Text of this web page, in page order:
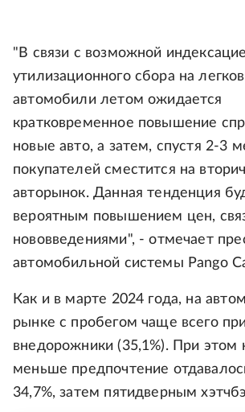
"В связи с возможной
утилизационного сбора на
автомобили летом ожидается
кратковременное повышение
новые авто, а затем, спустя 2-3
покупателей сместится на
авторынок. Данная тенденция
вероятным повышением цен,
нововведениями", - отмечает
автомобильной системы Pango
Как и в марте 2024 года, на
рынке с пробегом чаще всего
внедорожники (35,1%). При этом
меньше предпочтение
34,7%, затем пятидверным